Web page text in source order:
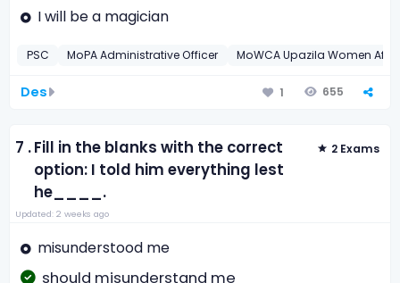
I will be a magician
PSC MoPA Administrative Officer MoWCA Upazila Women
Des 1 655
7 .Fill in the blanks with the correct
option: I told him everything lest
he____.
2 Exams
Updated: 2 weeks ago
misunderstood me
should misunderstand me